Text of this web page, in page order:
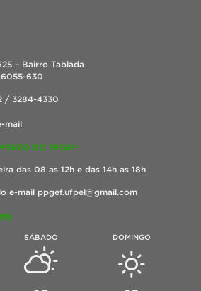
– Bairro Tablada
630
/ 3284-4330
mail
DO PPGEF
das 08 as 12h e das 14h as 18h
e-mail ppgef.ufpel@gmail.com
SÁBADO DOMINGO